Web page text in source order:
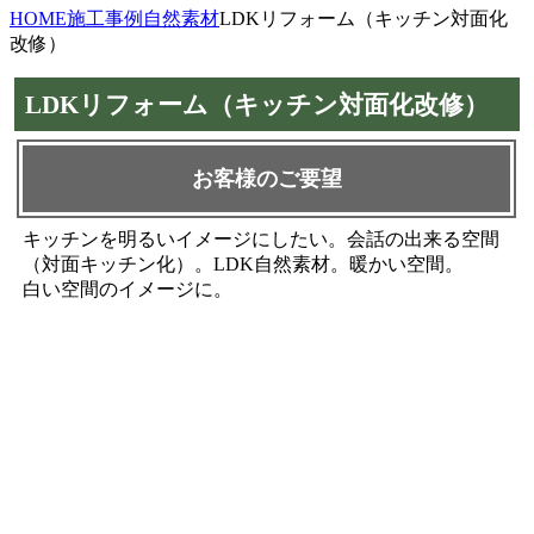
HOME施工事例 自然素材LDKリフォーム（キッチン対面化
改修）
LDKリフォーム（キッチン対面化改修）
お客様のご要望
キッチンを明るいイメージにしたい。会話の出来る空間
（対面キッチン化）。LDK自然素材。暖かい空間。
白い空間のイメージに。